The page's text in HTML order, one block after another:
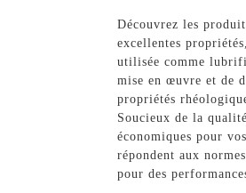
Découvrez les
excellentes
utilisée comme
mise en œuvre et de
propriétés
Soucieux de la
économiques pour
répondent aux
pour des